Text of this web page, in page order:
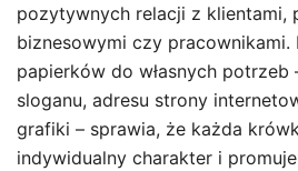
pozytywnych relacji z klientami,
biznesowymi czy pracownikami.
papierków do własnych potrzeb
sloganu, adresu strony
grafiki – sprawia, że każda
indywidualny charakter i